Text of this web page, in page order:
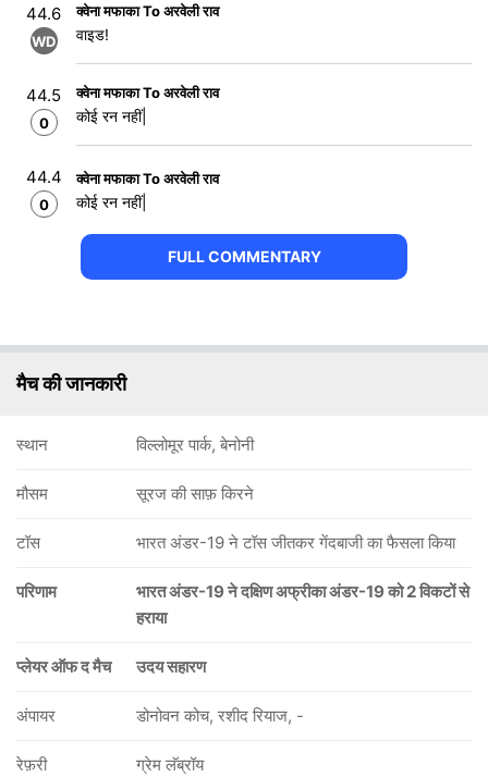
44.6
WD
क्वेना मफाका To अरवेली राव
वाइड!
44.5
0
क्वेना मफाका To अरवेली राव
कोई रन नहीं|
44.4
0
क्वेना मफाका To अरवेली राव
कोई रन नहीं|
FULL COMMENTARY
मैच की जानकारी
स्थान विल्लोमूर पार्क, बेनोनी
मौसम सूरज की साफ़ किरने
टॉस भारत अंडर-19 ने टॉस जीतकर गेंदबाजी का फैसला किया
परिणाम
भारत अंडर-19 ने दक्षिण अफ्रीका अंडर-19 को 2 विकटों से
हराया
प्लेयर ऑफ द मैच उदय सहारण
अंपायर डोनोवन कोच, रशीद रियाज, -
रेफ़री ग्रेम लॅब्रॉय